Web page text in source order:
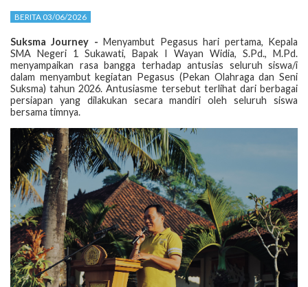
BERITA 03/06/2026
Suksma Journey -Menyambut Pegasus hari pertama, Kepala
SMA Negeri 1 Sukawati, Bapak I Wayan Widia, S.Pd., M.Pd.
menyampaikan rasa bangga terhadap antusias seluruh siswa/i
dalam menyambut kegiatan Pegasus (Pekan Olahraga dan Seni
Suksma) tahun 2026. Antusiasme tersebut terlihat dari berbagai
persiapan yang dilakukan secara mandiri oleh seluruh siswa
bersama timnya.